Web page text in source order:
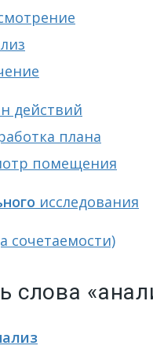
действий
плана
помещения
исследования
сочетаемости)
слова